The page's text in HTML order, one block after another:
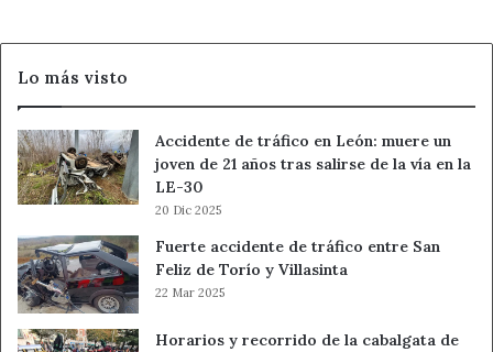
Lo más visto
Accidente de tráfico en León: muere un
joven de 21 años tras salirse de la vía en la
LE-30
20 Dic 2025
Fuerte accidente de tráfico entre San
Feliz de Torío y Villasinta
22 Mar 2025
Horarios y recorrido de la cabalgata de